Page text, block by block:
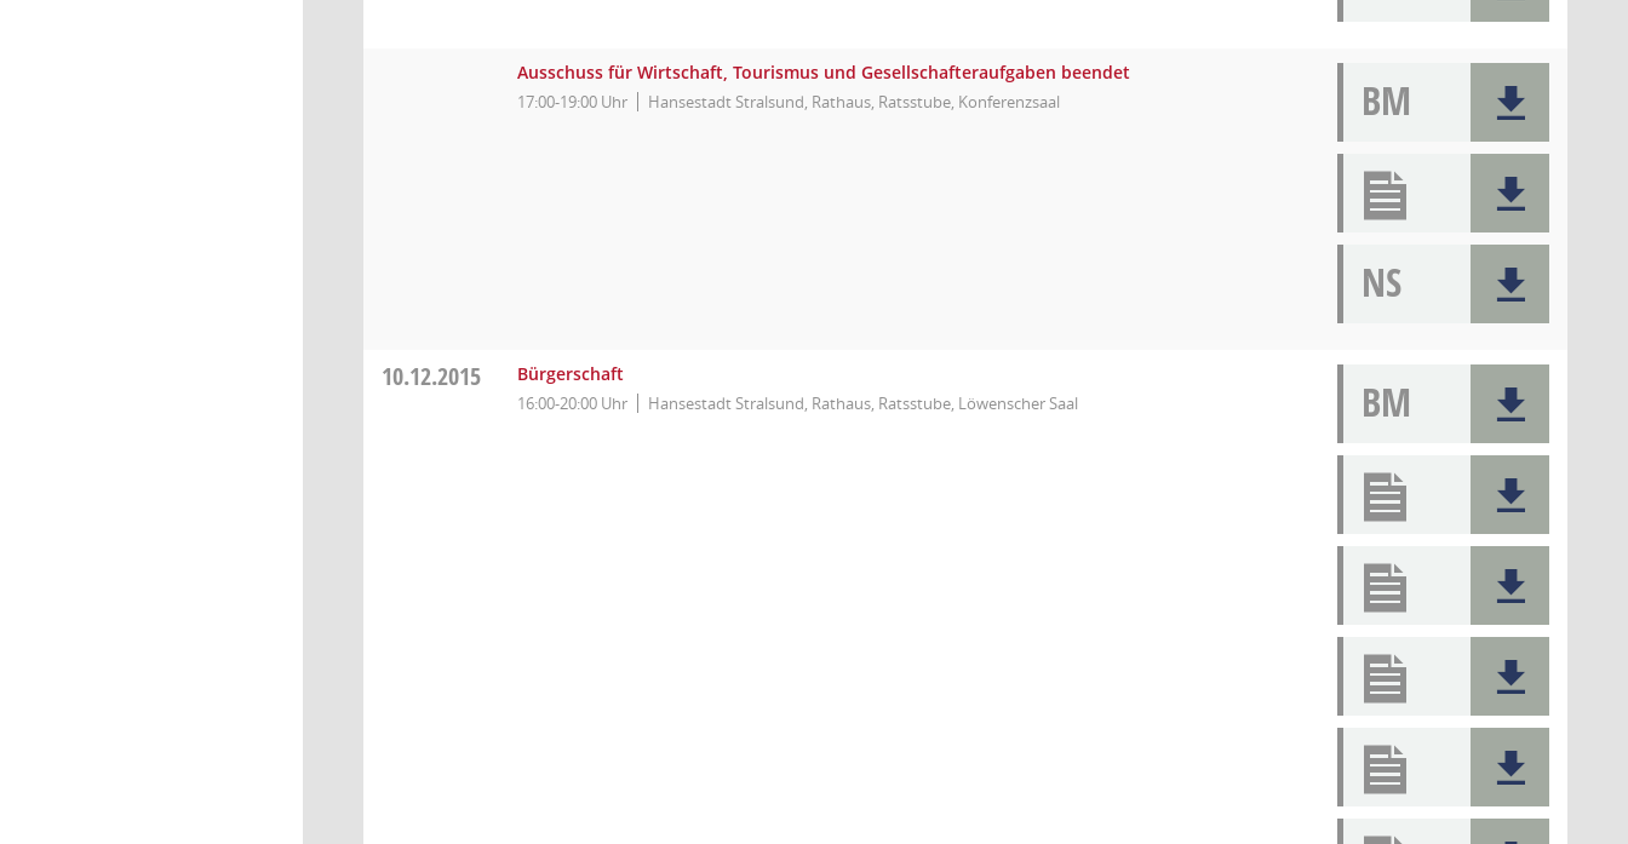
Ausschuss für Wirtschaft, Tourismus und Gesellschafteraufgaben beendet
17:00-19:00 Uhr Hansestadt Stralsund, Rathaus, Ratsstube, Konferenzsaal BM
NS
10.12.2015 Bürgerschaft
16:00-20:00 Uhr Hansestadt Stralsund, Rathaus, Ratsstube, Löwenscher Saal BM